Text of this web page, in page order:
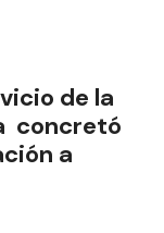
de la
concretó
a